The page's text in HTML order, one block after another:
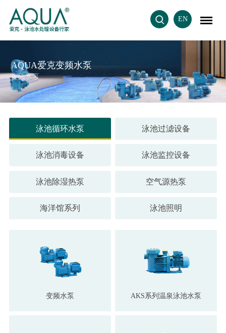
EN
AQUA爱克变频水泵
变频水泵
泳池循环水泵 泳池过滤设备
泳池消毒设备 泳池监控设备
泳池除湿热泵 空气源热泵
海洋馆系列 泳池照明
变频水泵 AKS系列温泉泳池水泵